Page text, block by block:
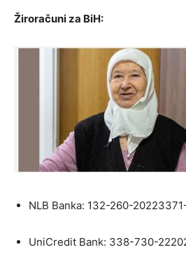
Žiroračuni za BiH:
NLB Banka: 132-260-
UniCredit Bank: 338-730-